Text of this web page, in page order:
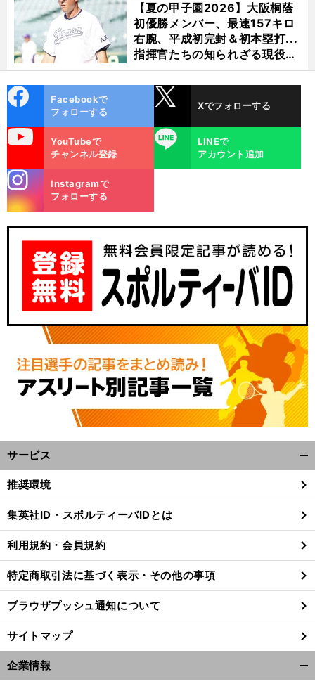
【夏の甲子園2026】大阪桐蔭
初優勝メンバー、最速157キロ
右腕、平成初完封＆初本塁打...
指揮官たちの知られざる現役時
代
ok
Facebookで
フォローする
Xでフォローする
YouTubeで
チャンネル登録
LINE
LINEで
アカウント追加
m
Instagramで
フォローする
サービス
閉
る
推奨環境
集英社ID・スポルティーバIDとは
利用規約・会員規約
特定商取引法に基づく表示・その他の事項
ブラウザプッシュ通知について
サイトマップ
企業情報